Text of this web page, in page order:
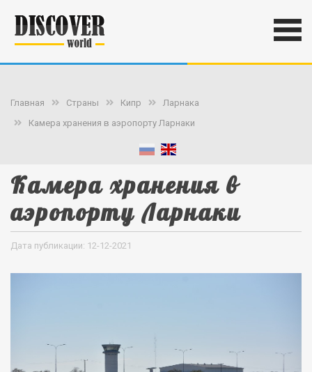
Главная Страны Кипр
Ларнака
Камера хранения в аэропорту Ларнаки
Камера хранения в
аэропорту Ларнаки
Дата публикации: 12-12-2021